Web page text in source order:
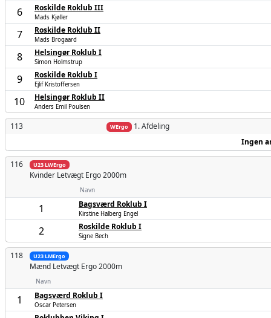
6 Roskilde Roklub III
Mads Kjøller
7 Roskilde Roklub II
Mads Brogaard
8 Helsingør Roklub I
Simon Holmstrup
9 Roskilde Roklub I
Ejlif Kristoffersen
10 Helsingør Roklub II
Anders Emil Poulsen
113 WErgo 1. Afdeling
Ingen
116 U23 LWErgo
Kvinder Letvægt Ergo 2000m
Navn
1 Bagsværd Roklub I
Kirstine Halberg Engel
2 Roskilde Roklub I
Signe Bech
118 U23 LMErgo
Mænd Letvægt Ergo 2000m
Navn
1 Bagsværd Roklub I
Oscar Petersen